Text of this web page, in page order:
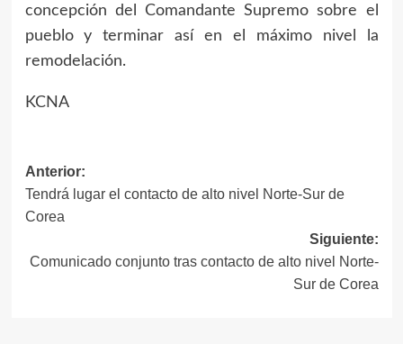
concepción del Comandante Supremo sobre el
pueblo y terminar así en el máximo nivel la
remodelación.
KCNA
Navegación
de
entradas
Anterior:
Tendrá lugar el contacto de alto nivel Norte-Sur de
Corea
Siguiente:
Comunicado conjunto tras contacto de alto nivel Norte-
Sur de Corea